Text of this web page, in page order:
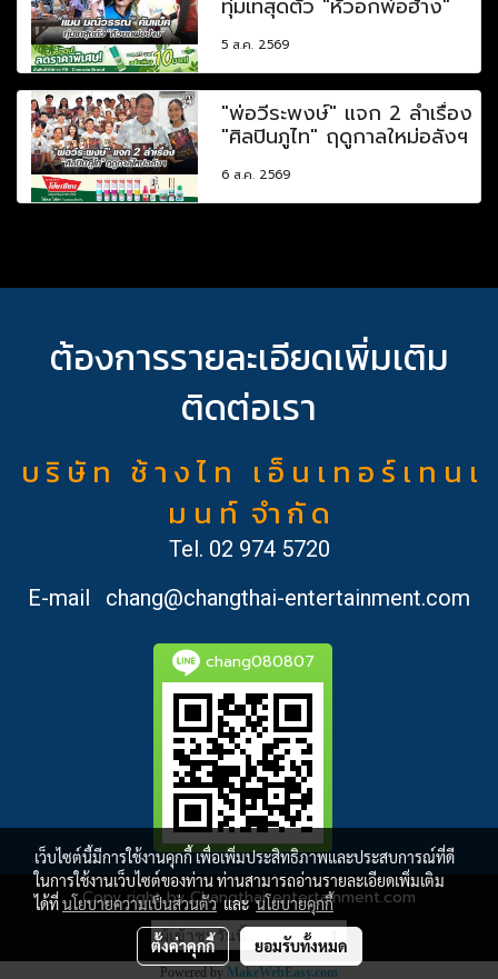
ทุ่มเทสุดตัว "หัวอกพ่อฮ้าง"
5 ส.ค. 2569
"พ่อวีระพงษ์" แจก 2 ลำเรื่อง
"ศิลปินภูไท" ฤดูกาลใหม่อลังฯ
6 ส.ค. 2569
ต้องการรายละเอียดเพิ่มเติม
ติดต่อเรา
บ ริ ษั ท ช้ า ง ไ ท เ อ็ น เ ท อ ร์ เ ท น เ
ม น ท์ จำ กั ด
Tel. 02 974 5720
E-mail
chang@changthai-entertainment.com
chang080807
Copy right by Changthai-entertainment.com
ผู้เข้าชมวันนี้
Powered by MakeWebEasy.com
เว็บไซต์นี้มีการใช้งานคุกกี้ เพื่อเพิ่มประสิทธิภาพและประสบการณ์ที่ดี
ในการใช้งานเว็บไซต์ของท่าน ท่านสามารถอ่านรายละเอียดเพิ่มเติม
ได้ที่นโยบายความเป็นส่วนตัวและนโยบายคุกกี้
ตั้งค่าคุกกี้ ยอมรับทั้งหมด